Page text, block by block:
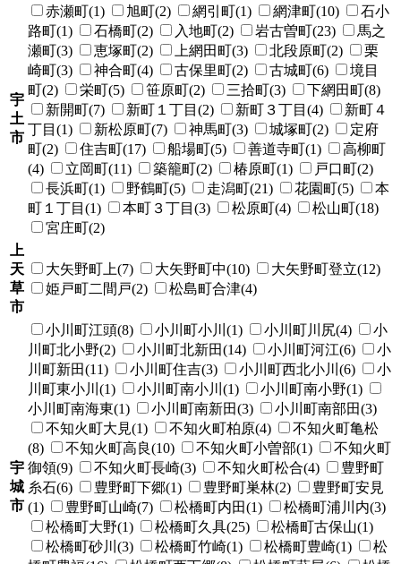
宇
土
市
赤瀬町(1) 旭町(2) 網引町(1) 網津町(10)
石小
路町(1)
石橋町(2) 入地町(2) 岩古曽町(23)
馬之
瀬町(3)
恵塚町(2) 上網田町(3) 北段原町(2)
栗
崎町(3)
神合町(4) 古保里町(2) 古城町(6)
境目
町(2)
栄町(5) 笹原町(2) 三拾町(3)
下網田町(8)
新開町(7)
新町１丁目(2) 新町３丁目(4)
新町４
丁目(1)
新松原町(7) 神馬町(3) 城塚町(2)
定府
町(2)
住吉町(17) 船場町(5) 善道寺町(1)
高柳町
(4)
立岡町(11) 築籠町(2) 椿原町(1)
戸口町(2)
長浜町(1)
野鶴町(5) 走潟町(21) 花園町(5)
本
町１丁目(1)
本町３丁目(3) 松原町(4)
松山町(18)
宮庄町(2)
上
天
草
市
大矢野町上(7) 大矢野町中(10)
大矢野町登立(12)
姫戸町二間戸(2)
松島町合津(4)
宇
城
市
小川町江頭(8) 小川町小川(1) 小川町川尻(4)
小
川町北小野(2)
小川町北新田(14) 小川町河江(6)
小
川町新田(11)
小川町住吉(3) 小川町西北小川(6)
小
川町東小川(1)
小川町南小川(1)
小川町南小野(1)
小川町南海東(1)
小川町南新田(3)
小川町南部田(3)
不知火町大見(1)
不知火町柏原(4)
不知火町亀松
(8)
不知火町高良(10) 不知火町小曽部(1)
不知火町
御領(9)
不知火町長崎(3) 不知火町松合(4)
豊野町
糸石(6)
豊野町下郷(1) 豊野町巣林(2)
豊野町安見
(1)
豊野町山崎(7) 松橋町内田(1)
松橋町浦川内(3)
松橋町大野(1)
松橋町久具(25)
松橋町古保山(1)
松橋町砂川(3)
松橋町竹崎(1) 松橋町豊崎(1)
松